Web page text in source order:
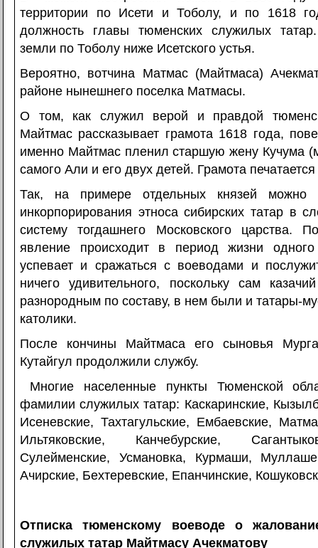
территории по Исети и Тоболу, и по 1618
должность главы тюменских служилых
земли по Тоболу ниже Исетского устья.
Вероятно, вотчина Матмас (Майтмаса)
районе нынешнего поселка Матмасы.
О том, как служил верой и правдой
Майтмас рассказывает грамота 1618 года,
именно Майтмас пленил старшую жену Кучума
самого Али и его двух детей. Грамота
Так, на примере отдельных князей можно
инкорпорирования этноса сибирских татар в
систему тогдашнего Московского царства.
явление происходит в период жизни одного
успевает и сражаться с воеводами и
ничего удивительного, поскольку сам
разнородным по составу, в нем были и татары-
католики.
После кончины Майтмаса его сыновья
Кутайгул продолжили службу.
Многие населенные пункты Тюменской
фамилии служилых татар: Каскаринские,
Исеневские, Тахтагульские, Ембаевские,
Ильтяковские, Канчебурские,
Сулейменские, Усмановка, Курмаши,
Ачирские, Бехтеревские, Епанчинские,
Отписка тюменскому воеводе о
служилых татар Майтмасу Ачекматову